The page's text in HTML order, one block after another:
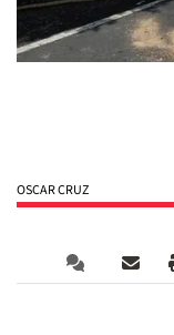
OSCAR CRUZ